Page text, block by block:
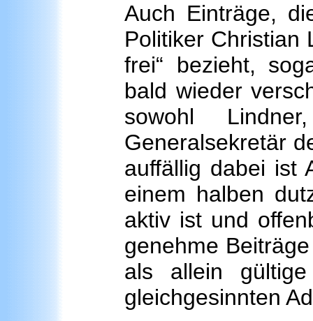
Auch Einträge,
Politiker Christian
frei“ bezieht,
bald wieder
sowohl
Generalsekretär
auffällig dabei ist
einem halben
aktiv ist und
genehme
als allein
gleichgesinnten